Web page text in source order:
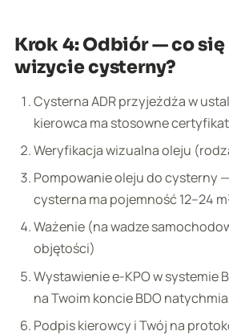
Krok 4: Odbiór — co
wizycie cysterny?
Cysterna ADR przyjeżdża w
kierowca ma stosowne
Weryfikacja wizualna oleju
Pompowanie oleju do cysterny
cysterna ma pojemność 12–24
Ważenie (na wadze
objętości)
Wystawienie e-KPO w systemie
na Twoim koncie BDO
Podpis kierowcy i Twój na